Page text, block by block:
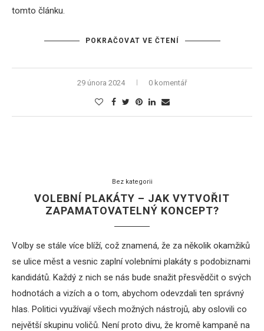
tomto článku.
POKRAČOVAT VE ČTENÍ
29 února 2024 0 komentář
Bez kategorii
VOLEBNÍ PLAKÁTY – JAK VYTVOŘIT
ZAPAMATOVATELNÝ KONCEPT?
Volby se stále více blíží, což znamená, že za několik okamžiků
se ulice měst a vesnic zaplní volebními plakáty s podobiznami
kandidátů. Každý z nich se nás bude snažit přesvědčit o svých
hodnotách a vizích a o tom, abychom odevzdali ten správný
hlas. Politici využívají všech možných nástrojů, aby oslovili co
největší skupinu voličů. Není proto divu, že kromě kampaně na